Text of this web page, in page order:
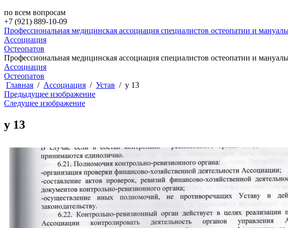
по всем вопросам
+7 (921) 889-10-09
Профессиональная медицинская ассоциация специалистов остеопатии и
Ассоциация
Остеопатов
Профессиональная медицинская ассоциация специалистов остеопатии и
Ассоциация
Остеопатов
Главная
Ассоциация Устав
у 13
Предыдущее изображение
Следущее изображение
у 13